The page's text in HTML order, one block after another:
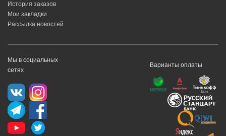
История заказов
Мои закладки
Рассылка новостей
Мы в социальных
сетях
Варианты оплаты